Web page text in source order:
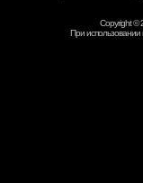
Copyright ©
При использовании